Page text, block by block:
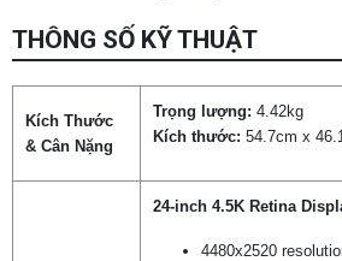
THÔNG SỐ KỸ THUẬT
Kích Thước
& Cân Nặng
Trọng lượng: 4.42kg
Kích thước: 54.7cm x
24-inch 4.5K Retina
4480x2520